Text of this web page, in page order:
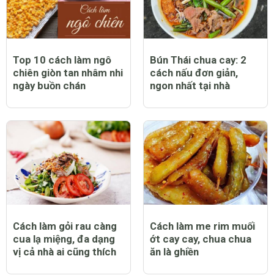
Top 10 cách làm ngô
chiên giòn tan nhâm nhi
ngày buồn chán
Bún Thái chua cay: 2
cách nấu đơn giản,
ngon nhất tại nhà
Cách làm gỏi rau càng
cua lạ miệng, đa dạng
vị cả nhà ai cũng thích
Cách làm me rim muối
ớt cay cay, chua chua
ăn là ghiền